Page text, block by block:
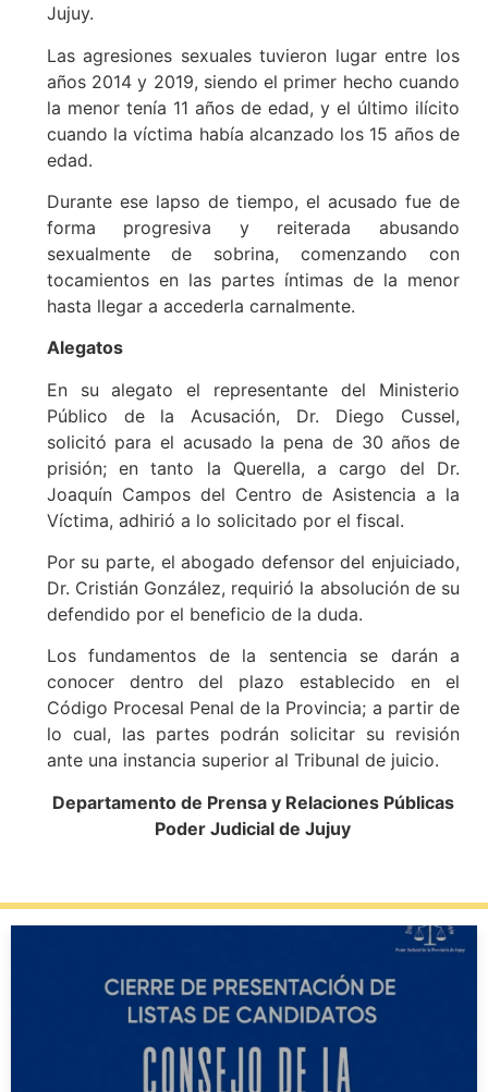
Jujuy.
Las agresiones sexuales tuvieron lugar entre los
años 2014 y 2019, siendo el primer hecho cuando
la menor tenía 11 años de edad, y el último ilícito
cuando la víctima había alcanzado los 15 años de
edad.
Durante ese lapso de tiempo, el acusado fue de
forma progresiva y reiterada abusando
sexualmente de sobrina, comenzando con
tocamientos en las partes íntimas de la menor
hasta llegar a accederla carnalmente.
Alegatos
En su alegato el representante del Ministerio
Público de la Acusación, Dr. Diego Cussel,
solicitó para el acusado la pena de 30 años de
prisión; en tanto la Querella, a cargo del Dr.
Joaquín Campos del Centro de Asistencia a la
Víctima, adhirió a lo solicitado por el fiscal.
Por su parte, el abogado defensor del enjuiciado,
Dr. Cristián González, requirió la absolución de su
defendido por el beneficio de la duda.
Los fundamentos de la sentencia se darán a
conocer dentro del plazo establecido en el
Código Procesal Penal de la Provincia; a partir de
lo cual, las partes podrán solicitar su revisión
ante una instancia superior al Tribunal de juicio.
Departamento de Prensa y Relaciones Públicas
Poder Judicial de Jujuy